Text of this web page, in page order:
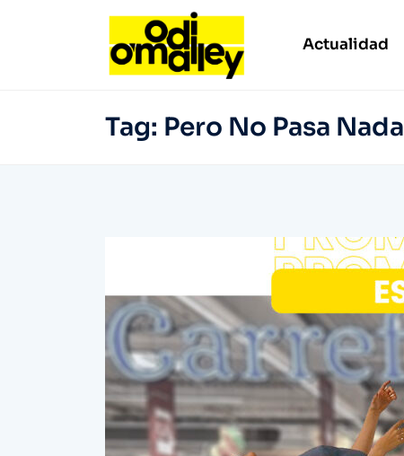
Actualidad
Tag: Pero No Pasa Nada